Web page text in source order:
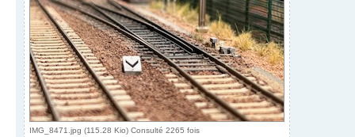
IMG_8471.jpg (115.28 Kio) Consulté 2265 fois